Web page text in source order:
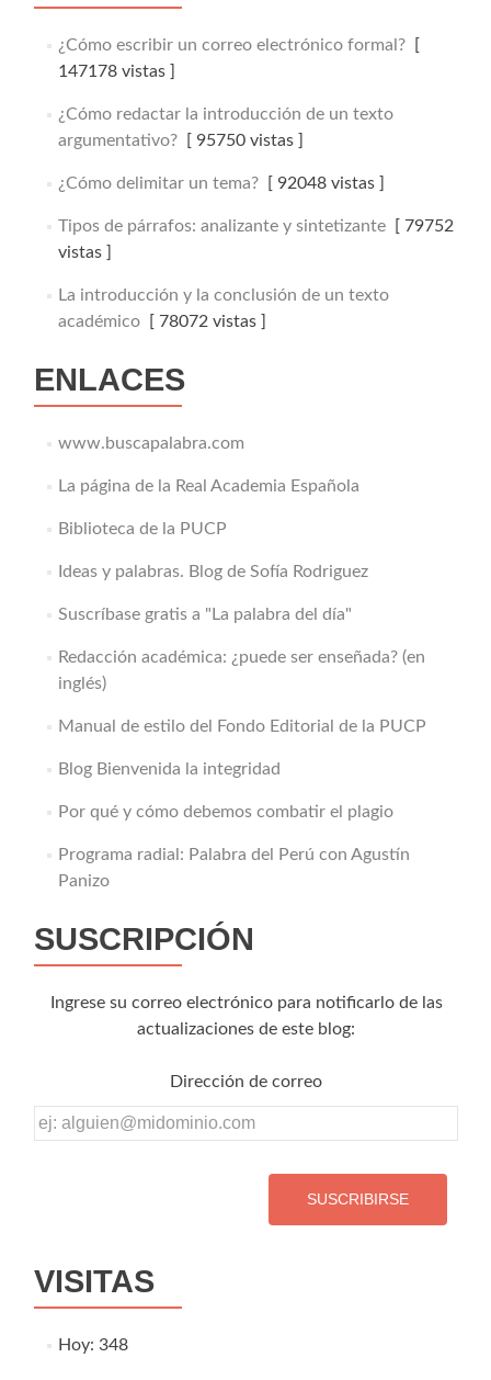
¿Cómo escribir un correo electrónico formal?[
147178 vistas ]
¿Cómo redactar la introducción de un texto
argumentativo?[ 95750 vistas ]
¿Cómo delimitar un tema?[ 92048 vistas ]
Tipos de párrafos: analizante y sintetizante[ 79752
vistas ]
La introducción y la conclusión de un texto
académico[ 78072 vistas ]
ENLACES
www.buscapalabra.com
La página de la Real Academia Española
Biblioteca de la PUCP
Ideas y palabras. Blog de Sofía Rodriguez
Suscríbase gratis a "La palabra del día"
Redacción académica: ¿puede ser enseñada? (en
inglés)
Manual de estilo del Fondo Editorial de la PUCP
Blog Bienvenida la integridad
Por qué y cómo debemos combatir el plagio
Programa radial: Palabra del Perú con Agustín
Panizo
SUSCRIPCIÓN
Ingrese su correo electrónico para notificarlo de las
actualizaciones de este blog:
Dirección de correo
Dirección
de
correo
VISITAS
Hoy: 348